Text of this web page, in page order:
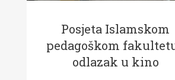
Posjeta Islamskom
pedagoškom
odlazak u kino